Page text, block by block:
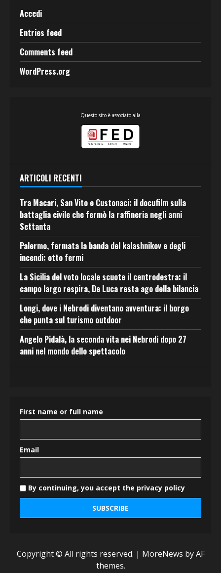
Accedi
Entries feed
Comments feed
WordPress.org
Questo sito è associato alla
ARTICOLI RECENTI
Tra Macari, San Vito e Custonaci: il docufilm sulla
battaglia civile che fermò la raffineria negli anni
Settanta
Palermo, fermata la banda del kalashnikov e degli
incendi: otto fermi
La Sicilia del voto locale scuote il centrodestra: il
campo largo respira, De Luca resta ago della bilancia
Longi, dove i Nebrodi diventano avventura: il borgo
che punta sul turismo outdoor
Angelo Pidalà, la seconda vita nei Nebrodi dopo 27
anni nel mondo dello spettacolo
First name or full name
Email
By continuing, you accept the privacy policy
Copyright © All rights reserved. | MoreNews by AF
themes.